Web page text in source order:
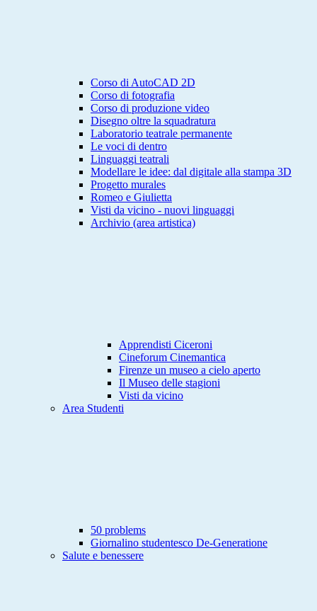
Corso di AutoCAD 2D
Corso di fotografia
Corso di produzione video
Disegno oltre la squadratura
Laboratorio teatrale permanente
Le voci di dentro
Linguaggi teatrali
Modellare le idee: dal digitale alla stampa 3D
Progetto murales
Romeo e Giulietta
Visti da vicino - nuovi linguaggi
Archivio (area artistica)
Apprendisti Ciceroni
Cineforum Cinemantica
Firenze un museo a cielo aperto
Il Museo delle stagioni
Visti da vicino
Area Studenti
50 problems
Giornalino studentesco De-Generatione
Salute e benessere